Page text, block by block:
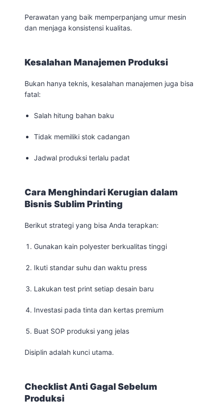
Perawatan yang baik memperpanjang umur mesin
dan menjaga konsistensi kualitas.
Kesalahan Manajemen Produksi
Bukan hanya teknis, kesalahan manajemen juga bisa
fatal:
Salah hitung bahan baku
Tidak memiliki stok cadangan
Jadwal produksi terlalu padat
Cara Menghindari Kerugian dalam
Bisnis Sublim Printing
Berikut strategi yang bisa Anda terapkan:
Gunakan kain polyester berkualitas tinggi
Ikuti standar suhu dan waktu press
Lakukan test print setiap desain baru
Investasi pada tinta dan kertas premium
Buat SOP produksi yang jelas
Disiplin adalah kunci utama.
Checklist Anti Gagal Sebelum
Produksi